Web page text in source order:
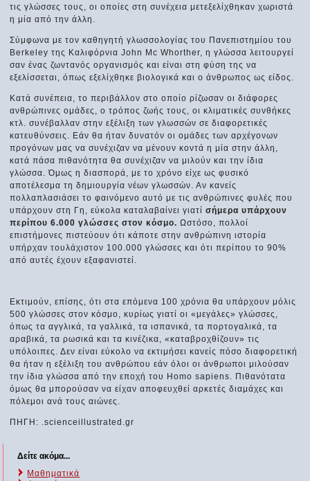
τις γλώσσες τους, οι οποίες στη συνέχεια μετεξελίχθηκαν χωριστά
η μία από την άλλη.
Σύμφωνα με τον καθηγητή γλωσσολογίας του Πανεπιστημίου του
Berkeley της Καλιφόρνια John Mc Whorther, η γλώσσα λειτουργεί
σαν ένας ζωντανός οργανισμός και είναι στη φύση της να
εξελίσσεται, όπως εξελίχθηκε βιολογικά και ο άνθρωπος ως είδος.
Κατά συνέπεια, το περιβάλλον στο οποίο ρίζωσαν οι διάφορες
ανθρώπινες ομάδες, ο τρόπος ζωής τους, οι κλιματικές συνθήκες
κτλ. συνέβαλλαν στην εξέλιξη των γλωσσών σε διαφορετικές
κατευθύνσεις. Εάν θα ήταν δυνατόν οι ομάδες των αρχέγονων
προγόνων μας να συνέχιζαν να μένουν κοντά η μία στην άλλη,
κατά πάσα πιθανότητα θα συνέχιζαν να μιλούν και την ίδια
γλώσσα. Όμως η διασπορά, με το χρόνο είχε ως φυσικό
αποτέλεσμα τη δημιουργία νέων γλωσσών. Αν κανείς
πολλαπλασιάσει το φαινόμενο αυτό με τις ανθρώπινες φυλές που
υπάρχουν στη Γη, εύκολα καταλαβαίνει γιατίσήμερα υπάρχουν
περίπου 6.000 γλώσσες στον κόσμο. Ωστόσο, πολλοί
επιστήμονες πιστεύουν ότι κάποτε στην ανθρώπινη ιστορία
υπήρχαν τουλάχιστον 100.000 γλώσσες και ότι περίπου το 90%
από αυτές έχουν εξαφανιστεί.
Εκτιμούν, επίσης, ότι στα επόμενα 100 χρόνια θα υπάρχουν μόλις
500 γλώσσες στον κόσμο, κυρίως γιατί οι «μεγάλες» γλώσσες,
όπως τα αγγλικά, τα γαλλικά, τα ισπανικά, τα πορτογαλικά, τα
αραβικά, τα ρωσικά και τα κινέζικα, «καταβροχθίζουν» τις
υπόλοιπες. Δεν είναι εύκολο να εκτιμήσει κανείς πόσο διαφορετική
θα ήταν η εξέλιξη του ανθρώπου εάν όλοι οι άνθρωποι μιλούσαν
την ίδια γλώσσα από την εποχή του Homo sapiens. Πιθανότατα
όμως θα μπορούσαν να είχαν αποφευχθεί αρκετές διαμάχες και
πόλεμοι ανά τους αιώνες.
ΠΗΓΗ: .scienceillustrated.gr
Δείτε ακόμα...
Μαθηματικά